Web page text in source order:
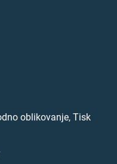
oblikovanje, Tisk